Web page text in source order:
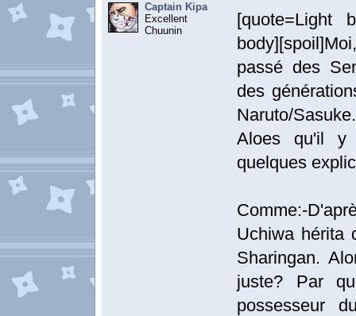
Captain Kipa
Excellent
Chuunin
[quote=Light
passé des
des
Naruto/Sasuke.
Aloes qu'il y
quelques
Comme:-
Uchiwa hérita
Sharingan.
juste? Par
possesseur